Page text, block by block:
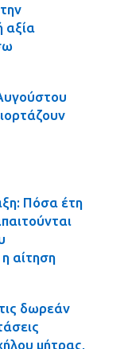
αξία
Πόσα έτη
αίτηση
τις δωρεάν
μήτρας,